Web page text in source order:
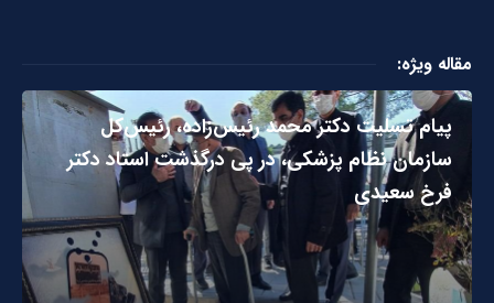
مقاله ویژه:
پیام تسلیت دکتر محمد رئیس‌زاده، رئیس‌کل
سازمان نظام پزشکی، در پی درگذشت استاد دکتر
فرخ سعیدی